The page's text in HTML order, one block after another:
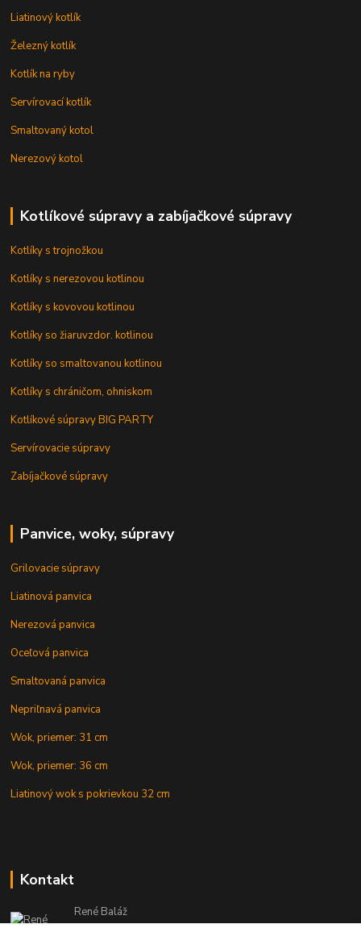
Liatinový kotlík
Železný kotlík
Kotlík na ryby
Servírovací kotlík
Smaltovaný kotol
Nerezový kotol
Kotlíkové súpravy a zabíjačkové súpravy
Kotlíky s trojnožkou
Kotlíky s nerezovou kotlinou
Kotlíky s kovovou kotlinou
Kotlíky so žiaruvzdor. kotlinou
Kotlíky so smaltovanou kotlinou
Kotlíky s chráničom, ohniskom
Kotlíkové súpravy BIG PARTY
Servírovacie súpravy
Zabíjačkové súpravy
Panvice, woky, súpravy
Grilovacie súpravy
Liatinová panvica
Nerezová panvica
Oceľová panvica
Smaltovaná panvica
Nepriľnavá panvica
Wok, priemer: 31 cm
Wok, priemer: 36 cm
Liatinový wok s pokrievkou 32 cm
Kontakt
René Baláž